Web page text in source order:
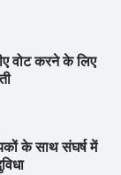
वोट करने के लिए
के साथ संघर्ष में